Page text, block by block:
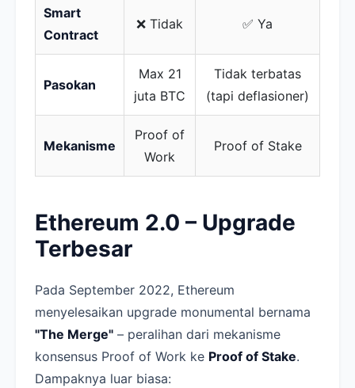
Smart
Contract
❌ Tidak ✅ Ya
Pasokan
Max 21
juta BTC
Tidak terbatas
(tapi deflasioner)
Mekanisme
Proof of
Work
Proof of Stake
Ethereum 2.0 – Upgrade
Terbesar
Pada September 2022, Ethereum
menyelesaikan upgrade monumental bernama
"The Merge" – peralihan dari mekanisme
konsensus Proof of Work ke Proof of Stake.
Dampaknya luar biasa: